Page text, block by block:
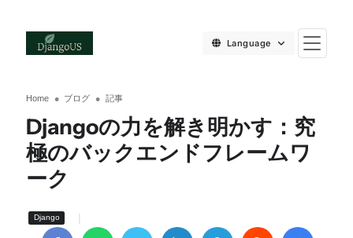
Language
Home ブログ 記事
Djangoの力を解き明かす：究
極のバックエンドフレームワ
ーク
Django